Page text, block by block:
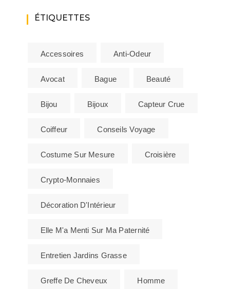
ÉTIQUETTES
Accessoires Anti-Odeur
Avocat Bague Beauté
Bijou Bijoux Capteur Crue
Coiffeur Conseils Voyage
Costume Sur Mesure Croisière
Crypto-Monnaies
Décoration D'Intérieur
Elle M'a Menti Sur Ma Paternité
Entretien Jardins Grasse
Greffe De Cheveux Homme